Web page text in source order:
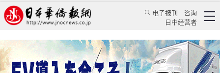
电子报刊
咨询
日中经营者